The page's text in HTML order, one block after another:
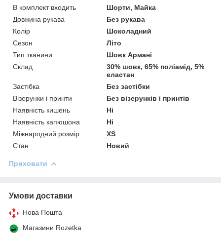
В комплект входить
Шорти, Майка
Довжина рукава
Без рукава
Колір
Шоколадний
Сезон
Літо
Тип тканини
Шовк Армані
Склад
30% шовк, 65% поліамід, 5%
еластан
Застібка
Без застібки
Візерунки і принти
Без візерунків і принтів
Наявність кишень
Ні
Наявність капюшона
Ні
Міжнародний розмір
XS
Стан
Новий
Приховати
Умови доставки
Нова Пошта
Магазини Rozetka